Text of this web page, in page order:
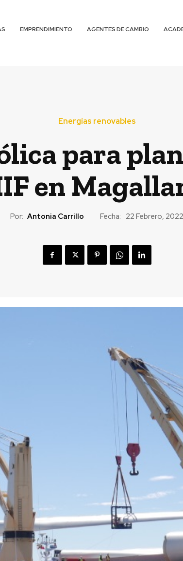
EMPRENDIMIENTO AGENTES DE CAMBIO
Energías renovables
para
en
Por: Antonia Carrillo Fecha: 22 Febrero, 2022